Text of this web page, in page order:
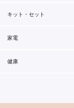
キット・セット
家電
健康